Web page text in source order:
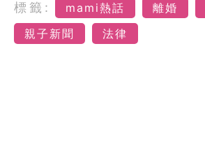
標籤: mami熱話 離婚
親子新聞
法律